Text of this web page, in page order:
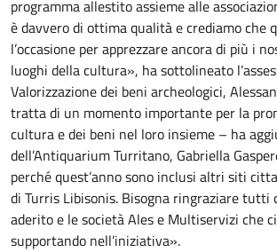
programma allestito assieme alle
è davvero di ottima qualità e crediamo che
l’occasione per apprezzare ancora di più i
luoghi della cultura», ha sottolineato
Valorizzazione dei beni archeologici,
tratta di un momento importante per la
cultura e dei beni nel loro insieme – ha
dell’Antiquarium Turritano, Gabriella
perché quest’anno sono inclusi altri siti
di Turris Libisonis. Bisogna ringraziare tutti
aderito e le società Ales e Multiservizi che
supportando nell’iniziativa».